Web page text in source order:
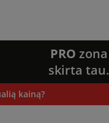
PRO zona
skirta tau.
kainą?